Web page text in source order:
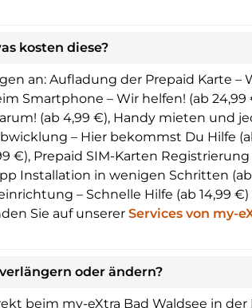
kosten diese?
an: Aufladung der Prepaid Karte –
Smartphone – Wir helfen! (ab 24,99
(ab 4,99 €), Handy mieten und
– Hier bekommst Du Hilfe
€), Prepaid SIM-Karten
Installation in wenigen Schritten
– Schnelle Hilfe (ab 14,99 €)
Sie auf unserer Services von my-
oder ändern?
beim my-eXtra Bad Waldsee in der